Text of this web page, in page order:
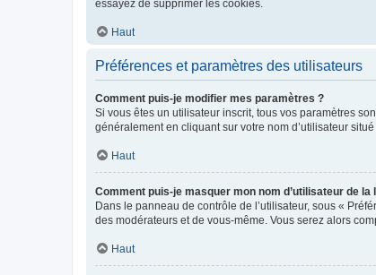
essayez de supprimer les cookies.
Haut
Préférences et paramètres des utilisateurs
Comment puis-je modifier mes paramètres ?
Si vous êtes un utilisateur inscrit, tous vos paramètres
généralement en cliquant sur votre nom d’utilisateur
Haut
Comment puis-je masquer mon nom d’utilisateur de
Dans le panneau de contrôle de l’utilisateur, sous «
des modérateurs et de vous-même. Vous serez alors
Haut